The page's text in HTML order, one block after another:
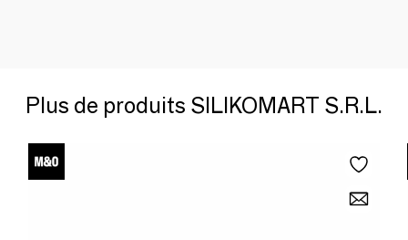
Plus de produits SILIKOMART S.R.L.